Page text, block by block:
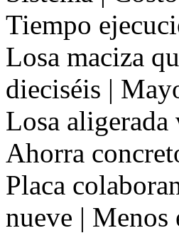
Tiempo
Losa maciza
dieciséis |
Losa
Ahorra
Placa
nueve |